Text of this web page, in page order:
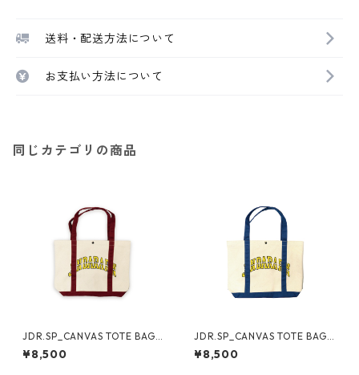
送料・配送方法について
お支払い方法について
同じカテゴリの商品
JDR.SP_CANVAS TOTE BAG
（RED）
¥8,500
JDR.SP_CANVAS TOTE BAG
（BLUE）
¥8,500